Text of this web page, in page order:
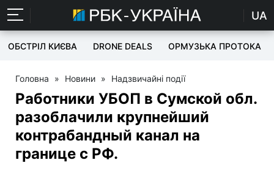
UA
ОБСТРІЛ КИЄВА DRONE DEALS ОРМУЗЬКА ПРОТОКА
Головна » Новини » Надзвичайні події
Работники УБОП в Сумской обл.
разоблачили крупнейший
контрабандный канал на
границе с РФ.